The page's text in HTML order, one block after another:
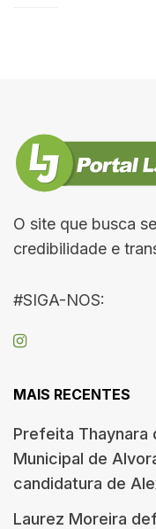
O site que busca
credibilidade e
#SIGA-NOS:
MAIS RECENTES
Prefeita Thaynara
Municipal de
candidatura de
Laurez Moreira